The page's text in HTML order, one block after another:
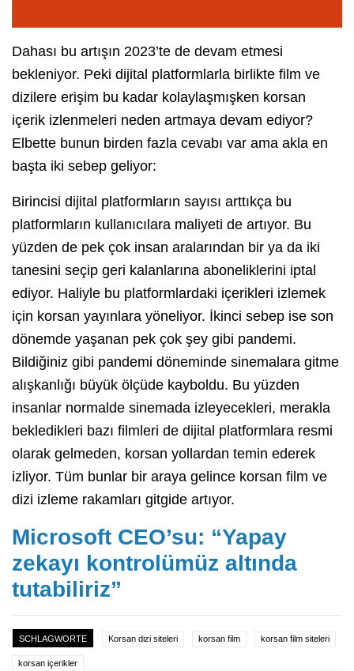
Dahası bu artışın 2023’te de devam etmesi
bekleniyor. Peki dijital platformlarla birlikte film ve
dizilere erişim bu kadar kolaylaşmışken korsan
içerik izlenmeleri neden artmaya devam ediyor?
Elbette bunun birden fazla cevabı var ama akla en
başta iki sebep geliyor:
Birincisi dijital platformların sayısı arttıkça bu
platformların kullanıcılara maliyeti de artıyor. Bu
yüzden de pek çok insan aralarından bir ya da iki
tanesini seçip geri kalanlarına aboneliklerini iptal
ediyor. Haliyle bu platformlardaki içerikleri izlemek
için korsan yayınlara yöneliyor. İkinci sebep ise son
dönemde yaşanan pek çok şey gibi pandemi.
Bildiğiniz gibi pandemi döneminde sinemalara gitme
alışkanlığı büyük ölçüde kayboldu. Bu yüzden
insanlar normalde sinemada izleyecekleri, merakla
bekledikleri bazı filmleri de dijital platformlara resmi
olarak gelmeden, korsan yollardan temin ederek
izliyor. Tüm bunlar bir araya gelince korsan film ve
dizi izleme rakamları gitgide artıyor.
Microsoft CEO’su: “Yapay
zekayı kontrolümüz altında
tutabiliriz”
SCHLAGWORTE Korsan dizi siteleri korsan film korsan film siteleri
korsan içerikler